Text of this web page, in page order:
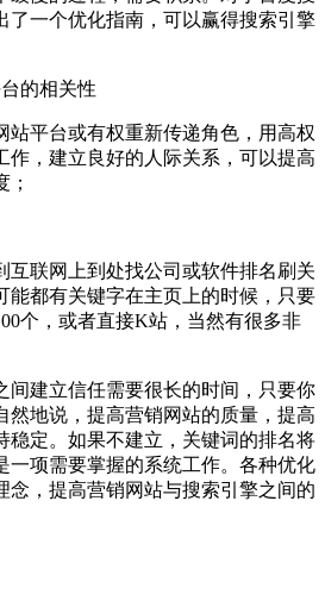
了一个优化指南，可以赢得搜索引擎
的相关性
站平台或有权重新传递角色，用高权
作，建立良好的人际关系，可以提高
；
互联网上到处找公司或软件排名刷关
能都有关键字在主页上的时候，只要
个，或者直接K站，当然有很多非
间建立信任需要很长的时间，只要你
然地说，提高营销网站的质量，提高
稳定。如果不建立，关键词的排名将
一项需要掌握的系统工作。各种优化
念，提高营销网站与搜索引擎之间的